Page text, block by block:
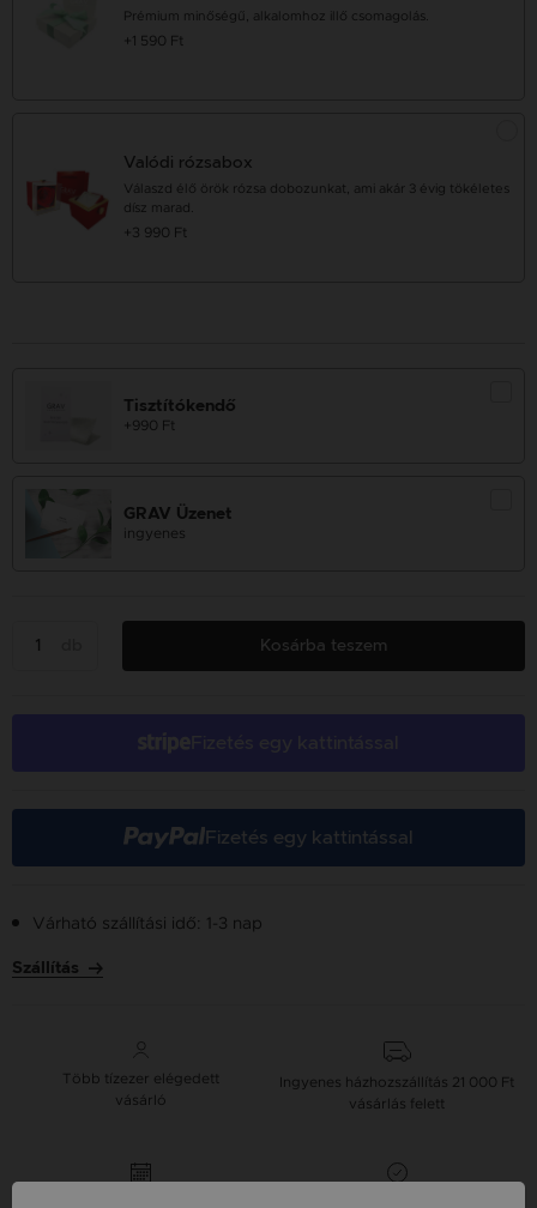
Prémium minőségű, alkalomhoz illő csomagolás.
+1 590 Ft
Valódi rózsabox
Válaszd élő örök rózsa dobozunkat, ami akár 3 évig tökéletes
dísz marad.
+3 990 Ft
Tisztítókendő
+990 Ft
GRAV Üzenet
ingyenes
Kosárba teszem
Fizetés egy kattintással
Várható szállítási idő: 1-3 nap
Szállítás
Több tízezer elégedett
vásárló
Ingyenes házhozszállítás 21 000 Ft
vásárlás felett